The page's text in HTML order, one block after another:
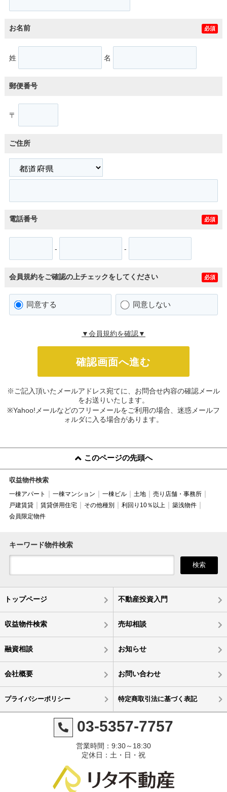
お名前 必須
姓 名
郵便番号
〒
ご住所
電話番号 必須
- -
会員規約をご確認の上チェックをしてください 必須
同意する 同意しない
▼会員規約を確認▼
※ご記入頂いたメールアドレス宛てに、お問合せ内容の確認メール
をお送りいたします。
※Yahoo!メールなどのフリーメールをご利用の場合、迷惑メールフ
ォルダに入る場合があります。
このページの先頭へ
収益物件検索
一棟アパート 一棟マンション 一棟ビル 土地
売り店舗・事務所
戸建賃貸
賃貸併用住宅 その他種別 利回り10％以上
築浅物件
会員限定物件
キーワード物件検索
検索
トップページ 不動産投資入門
収益物件検索 売却相談
融資相談 お知らせ
会社概要 お問い合わせ
プライバシーポリシー 特定商取引法に基づく表記
03-5357-7757
営業時間：9:30～18:30
定休日：土・日・祝